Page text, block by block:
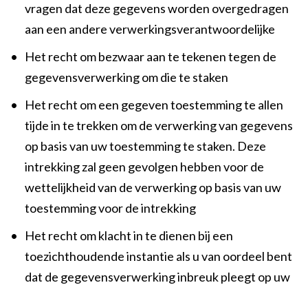
vragen dat deze gegevens worden overgedragen
aan een andere verwerkingsverantwoordelijke
•
Het recht om bezwaar aan te tekenen tegen de
gegevensverwerking om die te staken
•
Het recht om een gegeven toestemming te allen
tijde in te trekken om de verwerking van gegevens
op basis van uw toestemming te staken. Deze
intrekking zal geen gevolgen hebben voor de
wettelijkheid van de verwerking op basis van uw
toestemming voor de intrekking
•
Het recht om klacht in te dienen bij een
toezichthoudende instantie als u van oordeel bent
dat de gegevensverwerking inbreuk pleegt op uw